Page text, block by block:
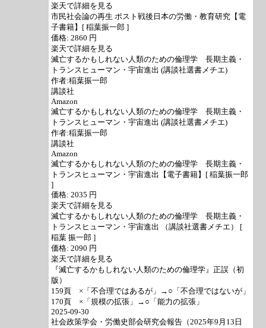
楽天で詳細を見る
市民社会論の再生 ポスト戦後日本の労働・教育研究【電
子書籍】[ 稲葉振一郎 ]
価格: 2860 円
楽天で詳細を見る
滅亡するかもしれない人類のための倫理学 長期主義・
トランスヒューマン・宇宙進出 (講談社選書メチエ)
作者:稲葉振一郎
講談社
Amazon
滅亡するかもしれない人類のための倫理学 長期主義・
トランスヒューマン・宇宙進出 (講談社選書メチエ)
作者:稲葉振一郎
講談社
Amazon
滅亡するかもしれない人類のための倫理学 長期主義・
トランスヒューマン・宇宙進出【電子書籍】[ 稲葉振一郎
]
価格: 2035 円
楽天で詳細を見る
滅亡するかもしれない人類のための倫理学 長期主義・
トランスヒューマン・宇宙進出 （講談社選書メチエ） [
稲葉 振一郎 ]
価格: 2090 円
楽天で詳細を見る
『滅亡するかもしれない人類のための倫理学』正誤（初
版）
159頁 ×「不合理ではあるが」→○「不合理ではないが」
170頁 ×「規模の拡張」→○「能力の拡張」
2025-09-30
社会政策学会・労働史部会研究会報告（2025年9月13日